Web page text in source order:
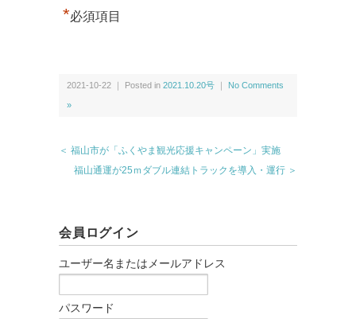
*必須項目
2021-10-22 ｜ Posted in 2021.10.20号 No Comments
»
＜ 福山市が「ふくやま観光応援キャンペーン」実施
福山通運が25ｍダブル連結トラックを導入・運行 ＞
会員ログイン
ユーザー名またはメールアドレス
パスワード